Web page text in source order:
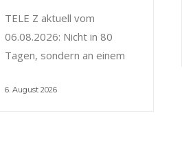
TELE Z aktuell vom
06.08.2026: Nicht in 80
Tagen, sondern an einem
6. August 2026